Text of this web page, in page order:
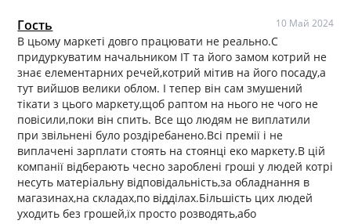
Гость 10 Май 2024
В цьому маркеті довго працювати не реально.С
придуркуватим начальником ІТ та його замом котрий не
знає елементарних речей,котрий мітив на його посаду,а
тут вийшов велики облом. І тепер він сам змушений
тікати з цього маркету,щоб раптом на нього не чого не
повісили,поки він спить. Все що людям не виплатили
при звільнені було роздіребанено.Всі премії і не
виплачені зарплати стоять на стоянці еко маркету.В цій
компанії відберають чесно зароблені гроші у людей котрі
несуть матеріальну відповідальність,за обладнання в
магазинах,на складах,по відділах.Більшість цих людей
уходить без грошей,їх просто розводять,або